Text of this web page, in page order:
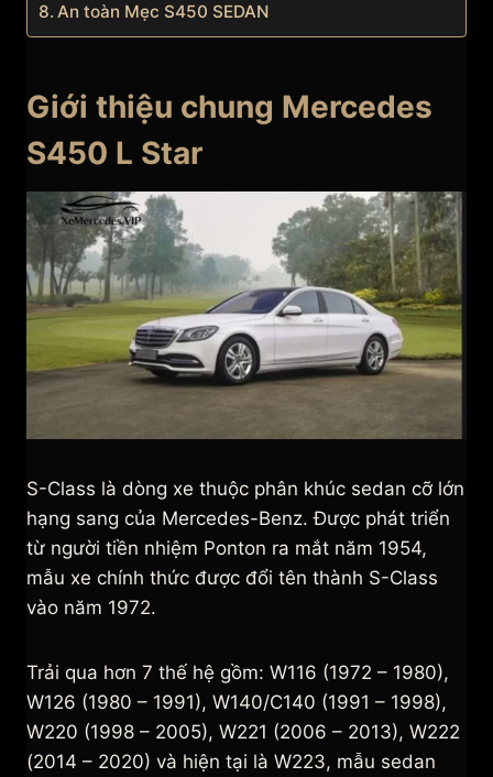
An toàn Mẹc S450 SEDAN
Giới thiệu chung Mercedes
S450 L Star
S-Class là dòng xe thuộc phân khúc sedan cỡ lớn
hạng sang của Mercedes-Benz. Được phát triển
từ người tiền nhiệm Ponton ra mắt năm 1954,
mẫu xe chính thức được đổi tên thành S-Class
vào năm 1972.
Trải qua hơn 7 thế hệ gồm: W116 (1972 – 1980),
W126 (1980 – 1991), W140/C140 (1991 – 1998),
W220 (1998 – 2005), W221 (2006 – 2013), W222
(2014 – 2020) và hiện tại là W223, mẫu sedan